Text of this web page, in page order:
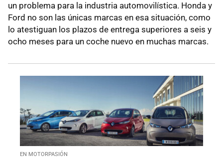
un problema para la industria automovilística. Honda y
Ford no son las únicas marcas en esa situación, como
lo atestiguan los plazos de entrega superiores a seis y
ocho meses para un coche nuevo en muchas marcas.
EN MOTORPASIÓN